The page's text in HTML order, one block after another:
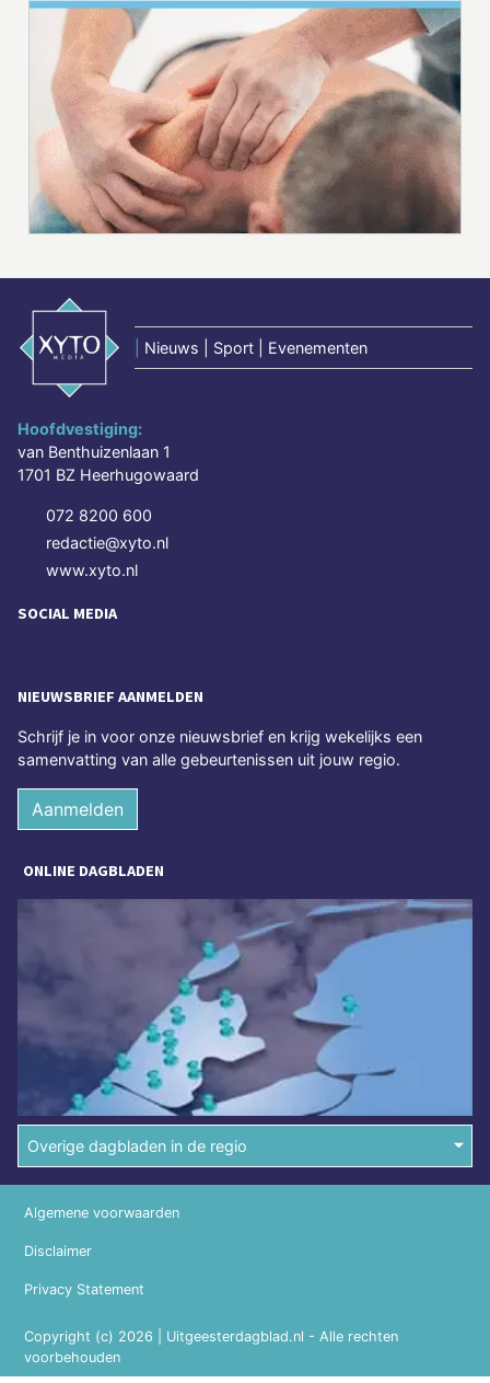
Nieuws | Sport | Evenementen
Hoofdvestiging:
van Benthuizenlaan 1
1701 BZ Heerhugowaard
072 8200 600
redactie@xyto.nl
www.xyto.nl
SOCIAL MEDIA
NIEUWSBRIEF AANMELDEN
Schrijf je in voor onze nieuwsbrief en krijg wekelijks een
samenvatting van alle gebeurtenissen uit jouw regio.
Aanmelden
ONLINE DAGBLADEN
Overige dagbladen in de regio
Copyright (c) 2026 | Uitgeesterdagblad.nl - Alle rechten
voorbehouden
Algemene voorwaarden
Disclaimer
Privacy Statement